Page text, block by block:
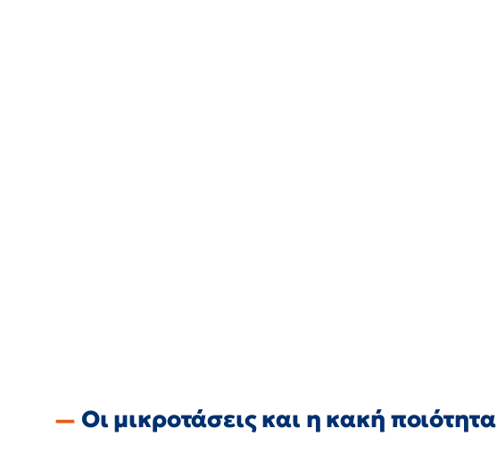
Οι μικροτάσεις και η κακή ποιότητα